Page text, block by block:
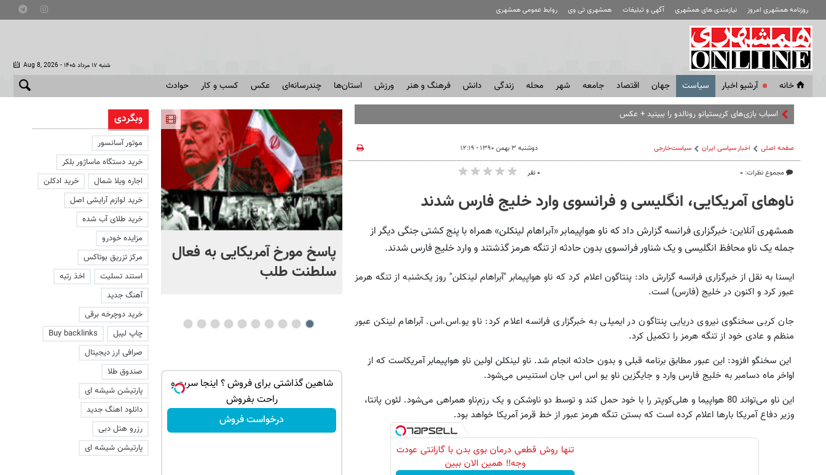
روزنامه همشهری امروز نیازمندی های همشهری آگهی و تبلیغات همشهری تی وی روابط عمومی همشهری
Aug 8, 2026 - شنبه ۱۷ مرداد ۱۴۰۵
خانه آرشیو اخبار سياست جهان اقتصاد جامعه شهر محله زندگی دانش فرهنگ و هنر ورزش استان‌ها چندرسانه‌ای عکس کسب و کار حوادث
اسباب‌ بازی‌های کریستیانو رونالدو را ببینید + عکس
صفحه اصلی اخبار سیاسی ایران سیاست‌خارجی
مجموع نظرات: ۰
دوشنبه ۳ بهمن ۱۳۹۰ - ۱۲:۱۹
۰ نفر
ناوهای آمریکایی، انگلیسی و فرانسوی وارد خلیج فارس شدند
همشهری آنلاین: خبرگزاری فرانسه گزارش داد که ناو هواپیمابر «آبراهام لینکلن» همراه با پنج کشتی جنگی دیگر از
جمله یک ناو محافظ انگلیسی و یک شناور فرانسوی بدون حادثه از تنگه هرمز گذشتند و وارد خلیج فارس شدند.
ایسنا به نقل از خبرگزاری فرانسه گزارش داد: پنتاگون اعلام کرد که ناو هواپیمابر "آبراهام لینکلن" روز یک‌شنبه از تنگه هرمز
عبور کرد و اکنون در خلیج (فارس) است.
جان کربی سخنگوی نیروی دریایی پنتاگون در ایمیلی به خبرگزاری فرانسه اعلام کرد: ناو یو.اس.اس. آبراهام لینکن عبور
منظم و عادی خود از تنگه هرمز را تکمیل کرد.
این سخنگو افزود: این عبور مطابق برنامه قبلی و بدون حادثه انجام شد. ناو لینکلن اولین ناو هواپیمابر آمریکاست که از
اواخر ماه دسامبر به خلیج فارس وارد و جایگزین ناو یو اس اس جان استنیس می‌شود.
این ناو می‌تواند 80 هواپیما و هلی‌کوپتر را با خود حمل کند و توسط دو ناوشکن و یک رزم‌ناو همراهی می‌شود. لئون پانتا،
وزیر دفاع آمریکا بارها اعلام کرده است که بستن تنگه هرمز عبور از خط قرمز آمریکا خواهد بود.
تنها روش قطعی درمان بوی بدن با گارانتی عودت
وجه‼️ همین الان ببین
شادمهر عقیلی قطعه «گل
یاس» را بازخوانی کرد | ببینید
پاسخ مورخ آمریکایی به فعال
سلطنت طلب
با دوچرخه به مترو بروید
جمع بازاریابان بیمه سامان بپیوندید و
درآمد بالا کسب کنید
تکمیل فرم
تنها راه رهایی از ریزش مو! شامپو تقویتی
جلبک(45% تخفیف)
خرید محصول
جای این پک تقویت موی جلبک توی حمومت
خالیه!45%تخفیف
خرید محصول
شاهین گذاشتی برای فروش ؟ اینجا سریع و
راحت بفروش
درخواست فروش
وبگردی
موتور آسانسور
خرید دستگاه ماساژور بلکر
اجاره ویلا شمال
خرید ادکلن
خرید لوازم آرایشی اصل
خرید طلای آب شده
مزایده خودرو
مرکز تزریق بوتاکس
استند تسلیت
اخذ رتبه
آهنگ جدید
خرید دوچرخه برقی
چاپ لیبل
Buy backlinks
صرافی ارز دیجیتال
صندوق طلا
پارتیشن شیشه ای
دانلود اهنگ جدید
رزرو هتل دبی
پارتیشن شیشه ای